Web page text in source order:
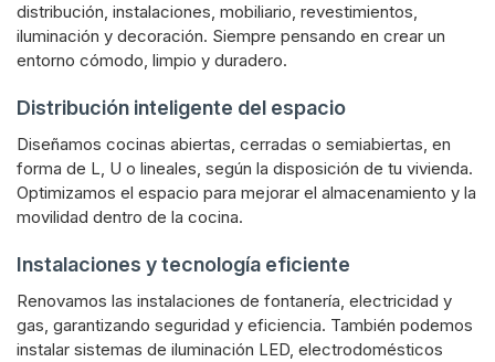
distribución, instalaciones, mobiliario, revestimientos,
iluminación y decoración. Siempre pensando en crear un
entorno cómodo, limpio y duradero.
Distribución inteligente del espacio
Diseñamos cocinas abiertas, cerradas o semiabiertas, en
forma de L, U o lineales, según la disposición de tu vivienda.
Optimizamos el espacio para mejorar el almacenamiento y la
movilidad dentro de la cocina.
Instalaciones y tecnología eficiente
Renovamos las instalaciones de fontanería, electricidad y
gas, garantizando seguridad y eficiencia. También podemos
instalar sistemas de iluminación LED, electrodomésticos